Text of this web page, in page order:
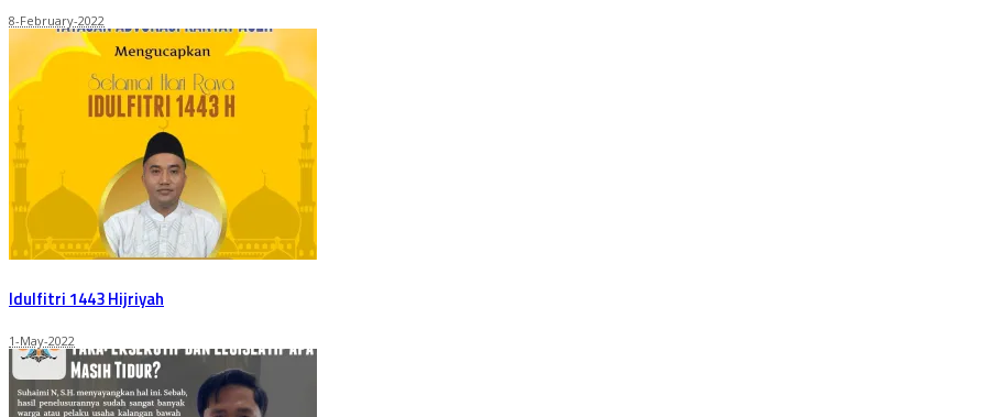
8-February-2022
Idulfitri 1443 Hijriyah
1-May-2022